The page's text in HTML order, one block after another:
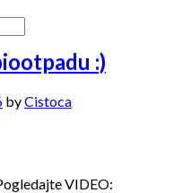
:)
byCistoca
VIDEO: